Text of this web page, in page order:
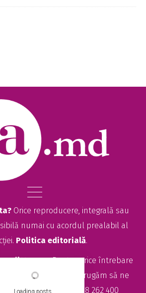
Loading posts...
Orice reproducere, integrală sau
numai cu acordul prealabil al
Politica editorială.
seolitte.com. Pentru orice întrebare
site-ului EA.md, vă rugăm să ne
sales@ea.mdsau +373 78 262 400